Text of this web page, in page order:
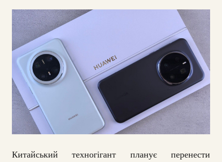
Китайський техногігант планує перенести